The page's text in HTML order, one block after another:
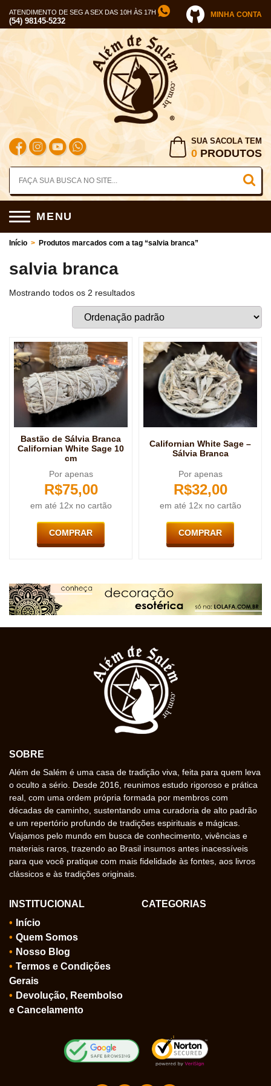
ATENDIMENTO DE SEG A SEX DAS 10H ÀS 17H
(54) 98145-5232
MINHA CONTA
SUA SACOLA TEM
0 PRODUTOS
MENU
Início > Produtos marcados com a tag “salvia branca”
salvia branca
Mostrando todos os 2 resultados
Bastão de Sálvia Branca
Californian White Sage 10
cm
Por apenas
R$75,00
em até 12x no cartão
COMPRAR
Californian White Sage –
Sálvia Branca
Por apenas
R$32,00
em até 12x no cartão
COMPRAR
SOBRE
Além de Salém é uma casa de tradição viva, feita para quem leva
o oculto a sério. Desde 2016, reunimos estudo rigoroso e prática
real, com uma ordem própria formada por membros com
décadas de caminho, sustentando uma curadoria de alto padrão
e um repertório profundo de tradições espirituais e mágicas.
Viajamos pelo mundo em busca de conhecimento, vivências e
materiais raros, trazendo ao Brasil insumos antes inacessíveis
para que você pratique com mais fidelidade às fontes, aos livros
clássicos e às tradições originais.
INSTITUCIONAL
Início
Quem Somos
Nosso Blog
Termos e Condições
Gerais
Devolução, Reembolso
e Cancelamento
CATEGORIAS